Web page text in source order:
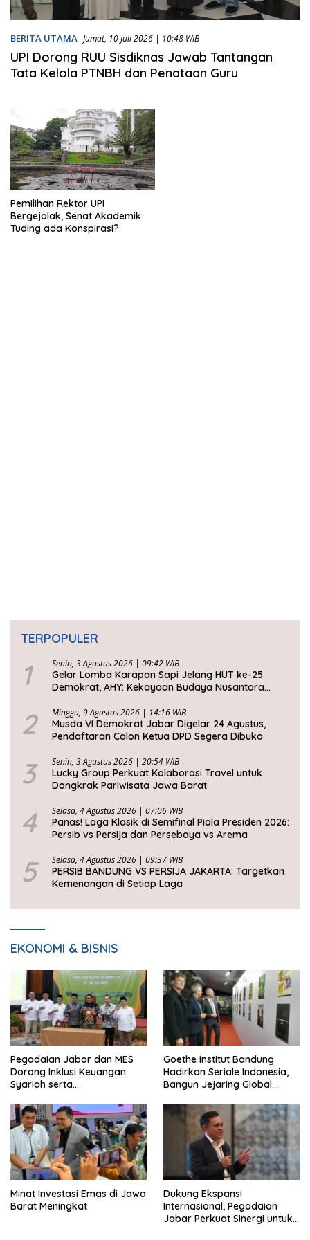
BERITA UTAMA Jumat, 10 Juli 2026 | 10:48 WIB
UPI Dorong RUU Sisdiknas Jawab Tantangan
Tata Kelola PTNBH dan Penataan Guru
Pemilihan Rektor UPI
Bergejolak, Senat Akademik
Tuding ada Konspirasi?
TERPOPULER
1 Senin, 3 Agustus 2026 | 09:42 WIB
Gelar Lomba Karapan Sapi Jelang HUT ke-25
Demokrat, AHY: Kekayaan Budaya Nusantara
2 Minggu, 9 Agustus 2026 | 14:16 WIB
Musda VI Demokrat Jabar Digelar 24 Agustus,
Pendaftaran Calon Ketua DPD Segera Dibuka
3 Senin, 3 Agustus 2026 | 20:54 WIB
Lucky Group Perkuat Kolaborasi Travel untuk
Dongkrak Pariwisata Jawa Barat
4 Selasa, 4 Agustus 2026 | 07:06 WIB
Panas! Laga Klasik di Semifinal Piala Presiden 2026:
Persib vs Persija dan Persebaya vs Arema
5 Selasa, 4 Agustus 2026 | 09:37 WIB
PERSIB BANDUNG VS PERSIJA JAKARTA: Targetkan
Kemenangan di Setiap Laga
EKONOMI & BISNIS
Pegadaian Jabar dan MES
Dorong Inklusi Keuangan
Syariah serta
Goethe Institut Bandung
Hadirkan Seriale Indonesia,
Bangun Jejaring Global
Minat Investasi Emas di Jawa
Barat Meningkat
Dukung Ekspansi
Internasional, Pegadaian
Jabar Perkuat Sinergi untuk